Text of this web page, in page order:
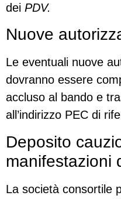
dei PDV.
Nuove
Le eventuali nuove
dovranno essere
accluso al bando e
all’indirizzo PEC di
Deposito
manifestazioni
La società consortile